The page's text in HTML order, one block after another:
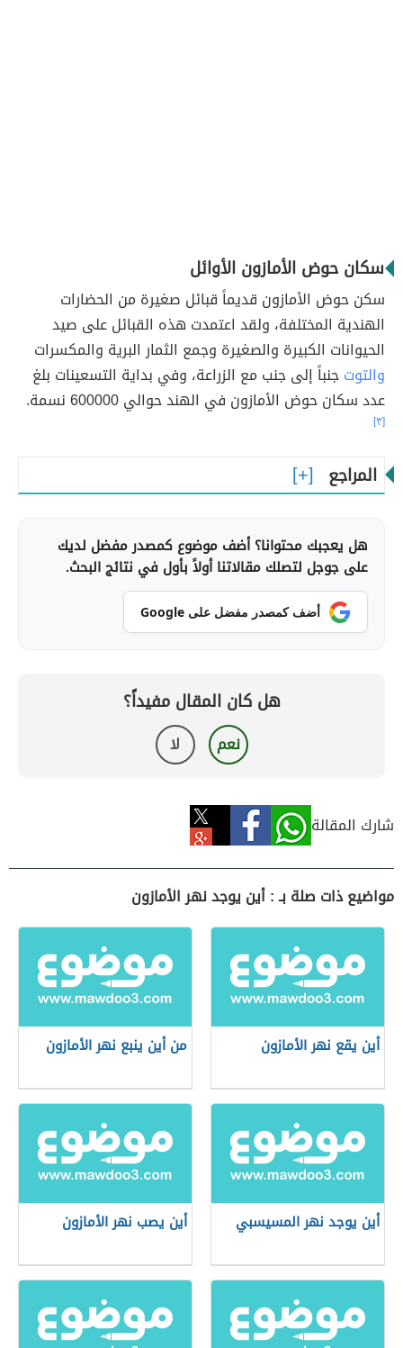
سكان حوض الأمازون الأوائل
سكن حوض الأمازون قديماً قبائل صغيرة من الحضارات
الهندية المختلفة، ولقد اعتمدت هذه القبائل على صيد
الحيوانات الكبيرة والصغيرة وجمع الثمار البرية والمكسرات
والتوتجنباً إلى جنب مع الزراعة، وفي بداية التسعينات بلغ
عدد سكان حوض الأمازون في الهند حوالي 600000 نسمة.
[٣]
المراجع
هل يعجبك محتوانا؟ أضف موضوع كمصدر مفضل لديك
على جوجل لتصلك مقالاتنا أولاً بأول في نتائج البحث.
أضف كمصدر مفضل على Google
هل كان المقال مفيداً؟
نعم لا
شارك المقالة
مواضيع ذات صلة بـ : أين يوجد نهر الأمازون
أين يقع نهر الأمازون من أين ينبع نهر الأمازون
أين يوجد نهر المسيسبي أين يصب نهر الأمازون